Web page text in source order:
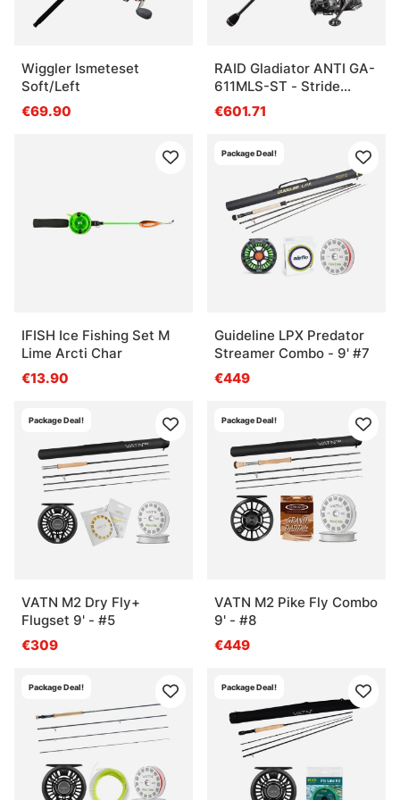
Questions fréquentes sur les ensembles de
Qu’est-ce qu’un ensemble de pêche ?
Qu’est-ce qu’un ensemble de pêche sous glace ?
Qu’est-ce qu’un combo spécimen ?
Wiggler Ismeteset
Soft/Left
€69.90
RAID Gladiator ANTI GA-
611MLS-ST - Stride
Vanford Combo
€601.71
IFISH Ice Fishing Set M
Lime Arcti Char
€13.90
Package Deal!
Guideline LPX Predator
Streamer Combo - 9' #7
€449
Package Deal!
VATN M2 Dry Fly+
Flugset 9' - #5
€309
Package Deal!
VATN M2 Pike Fly Combo
9' - #8
€449
Package Deal! Package Deal!